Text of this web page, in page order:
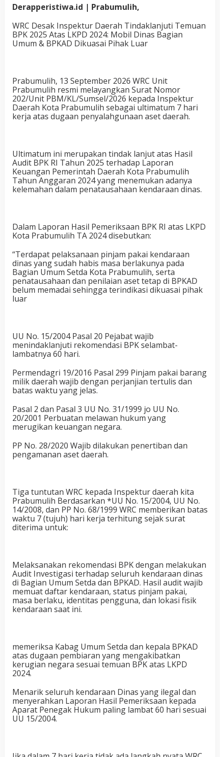
Derapperistiwa.id | Prabumulih,
WRC Desak Inspektur Daerah Tindaklanjuti Temuan
BPK 2025 Atas LKPD 2024: Mobil Dinas Bagian
Umum & BPKAD Dikuasai Pihak Luar
Prabumulih, 13 September 2026 WRC Unit
Prabumulih resmi melayangkan Surat Nomor
202/Unit PBM/KL/Sumsel/2026 kepada Inspektur
Daerah Kota Prabumulih sebagai ultimatum 7 hari
kerja atas dugaan penyalahgunaan aset daerah.
Ultimatum ini merupakan tindak lanjut atas Hasil
Audit BPK RI Tahun 2025 terhadap Laporan
Keuangan Pemerintah Daerah Kota Prabumulih
Tahun Anggaran 2024 yang menemukan adanya
kelemahan dalam penatausahaan kendaraan dinas.
Dalam Laporan Hasil Pemeriksaan BPK RI atas LKPD
Kota Prabumulih TA 2024 disebutkan:
“Terdapat pelaksanaan pinjam pakai kendaraan
dinas yang sudah habis masa berlakunya pada
Bagian Umum Setda Kota Prabumulih, serta
penatausahaan dan penilaian aset tetap di BPKAD
belum memadai sehingga terindikasi dikuasai pihak
luar
UU No. 15/2004 Pasal 20 Pejabat wajib
menindaklanjuti rekomendasi BPK selambat-
lambatnya 60 hari.
Permendagri 19/2016 Pasal 299 Pinjam pakai barang
milik daerah wajib dengan perjanjian tertulis dan
batas waktu yang jelas.
Pasal 2 dan Pasal 3 UU No. 31/1999 jo UU No.
20/2001 Perbuatan melawan hukum yang
merugikan keuangan negara.
PP No. 28/2020 Wajib dilakukan penertiban dan
pengamanan aset daerah.
Tiga tuntutan WRC kepada Inspektur daerah kita
Prabumulih Berdasarkan *UU No. 15/2004, UU No.
14/2008, dan PP No. 68/1999 WRC memberikan batas
waktu 7 (tujuh) hari kerja terhitung sejak surat
diterima untuk:
Melaksanakan rekomendasi BPK dengan melakukan
Audit Investigasi terhadap seluruh kendaraan dinas
di Bagian Umum Setda dan BPKAD. Hasil audit wajib
memuat daftar kendaraan, status pinjam pakai,
masa berlaku, identitas pengguna, dan lokasi fisik
kendaraan saat ini.
memeriksa Kabag Umum Setda dan kepala BPKAD
atas dugaan pembiaran yang mengakibatkan
kerugian negara sesuai temuan BPK atas LKPD
2024.
Menarik seluruh kendaraan Dinas yang ilegal dan
menyerahkan Laporan Hasil Pemeriksaan kepada
Aparat Penegak Hukum paling lambat 60 hari sesuai
UU 15/2004.